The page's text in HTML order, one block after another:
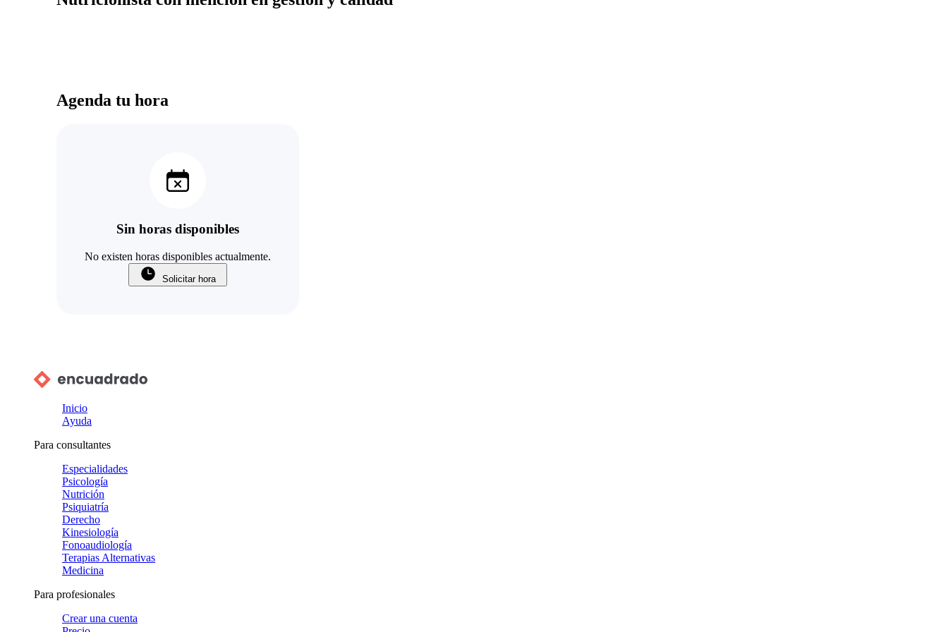
Agenda tu hora
Sin horas disponibles
No existen horas disponibles actualmente.
Solicitar hora
Inicio
Ayuda
Para consultantes
Especialidades
Psicología
Nutrición
Psiquiatría
Derecho
Kinesiología
Fonoaudiología
Terapias Alternativas
Medicina
Para profesionales
Crear una cuenta